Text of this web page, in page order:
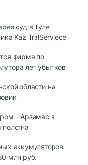
суд в Туле
Kaz TralServiece
фирма по
лет убытков
области на
– Арзамас в
аккумуляторов
млн руб.